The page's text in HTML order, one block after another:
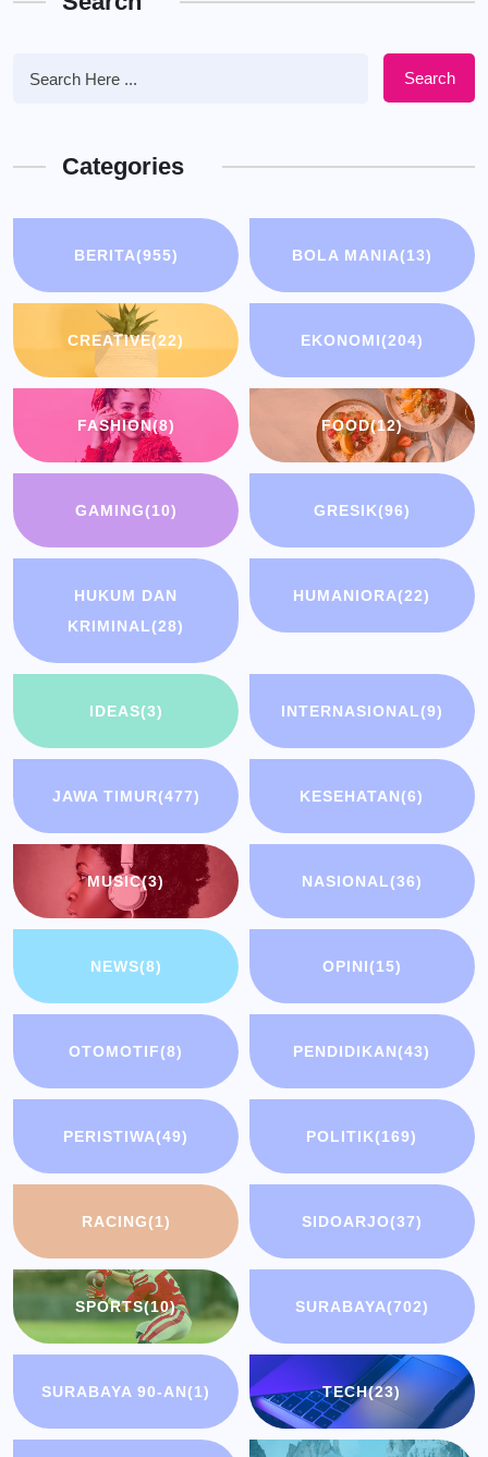
Search
Categories
BERITA(955) BOLA MANIA(13)
CREATIVE(22) EKONOMI(204)
FASHION(8) FOOD(12)
GAMING(10) GRESIK(96)
HUKUM DAN
KRIMINAL(28)
HUMANIORA(22)
IDEAS(3) INTERNASIONAL(9)
JAWA TIMUR(477) KESEHATAN(6)
MUSIC(3) NASIONAL(36)
NEWS(8) OPINI(15)
OTOMOTIF(8) PENDIDIKAN(43)
PERISTIWA(49) POLITIK(169)
RACING(1) SIDOARJO(37)
SPORTS(10) SURABAYA(702)
SURABAYA 90-AN(1) TECH(23)